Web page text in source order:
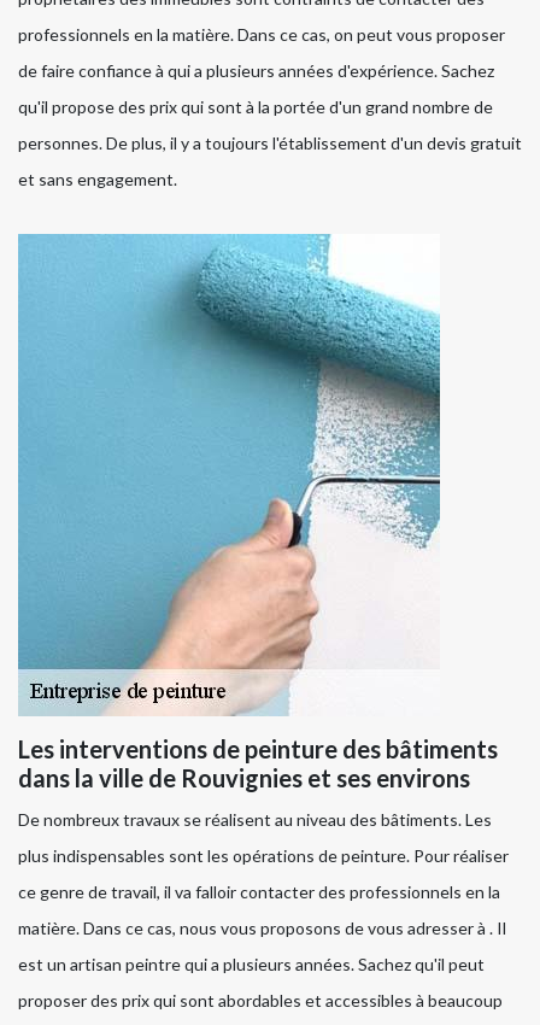
professionnels en la matière. Dans ce cas, on peut vous proposer
de faire confiance à qui a plusieurs années d'expérience. Sachez
qu'il propose des prix qui sont à la portée d'un grand nombre de
personnes. De plus, il y a toujours l'établissement d'un devis gratuit
et sans engagement.
Les interventions de peinture des bâtiments
dans la ville de Rouvignies et ses environs
De nombreux travaux se réalisent au niveau des bâtiments. Les
plus indispensables sont les opérations de peinture. Pour réaliser
ce genre de travail, il va falloir contacter des professionnels en la
matière. Dans ce cas, nous vous proposons de vous adresser à . Il
est un artisan peintre qui a plusieurs années. Sachez qu'il peut
proposer des prix qui sont abordables et accessibles à beaucoup